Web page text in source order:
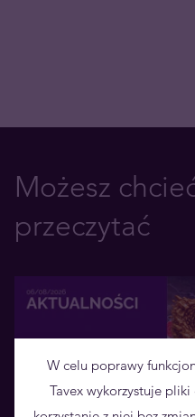
Możesz
przeczytać
Chiny zbroją się w
W celu poprawy
Tavex wykorzystuje